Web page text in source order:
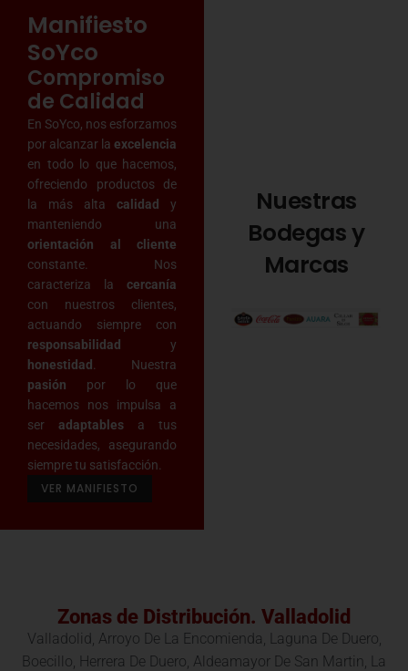
Manifiesto
SoYco
Compromiso
de Calidad
En SoYco, nos esforzamos
por alcanzar la excelencia
en todo lo que hacemos,
ofreciendo productos de
la más alta calidad y
manteniendo una
orientación al cliente
constante. Nos
caracteriza la cercanía
con nuestros clientes,
actuando siempre con
responsabilidad y
honestidad . Nuestra
pasión por lo que
hacemos nos impulsa a
ser adaptables a tus
necesidades, asegurando
siempre tu satisfacción.
VER MANIFIESTO
Nuestras
Bodegas y
Marcas
Zonas de Distribución. Valladolid
Valladolid, Arroyo De La Encomienda, Laguna De Duero,
Boecillo, Herrera De Duero, Aldeamayor De San Martin, La